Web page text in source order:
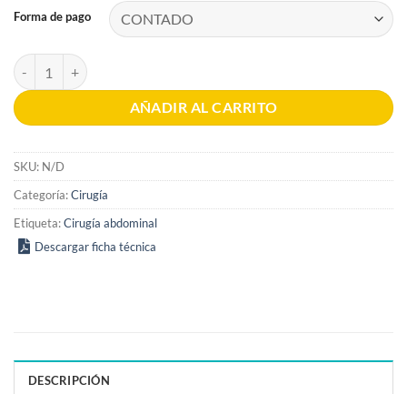
Forma de pago
Cirugías Abdominales de Maingot 12a edición 2 Vols. cantidad
AÑADIR AL CARRITO
SKU: N/D
Categoría:Cirugía
Etiqueta:Cirugía abdominal
Descargar ficha técnica
DESCRIPCIÓN